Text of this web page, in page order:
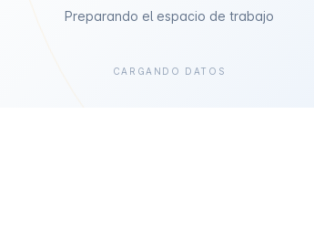
Preparando el espacio de trabajo
CARGANDO DATOS